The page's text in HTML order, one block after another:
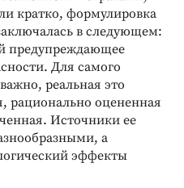
кратко, формулировка
в следующем:
предупреждающее
Для самого
реальная это
рационально оцененная
Источники ее
а
эффекты